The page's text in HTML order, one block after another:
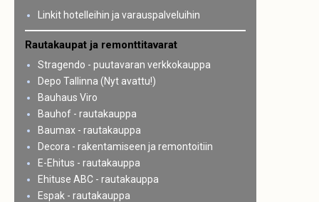
Linkit hotelleihin ja varauspalveluihin
Rautakaupat ja remonttitavarat
Stragendo - puutavaran verkkokauppa
Depo Tallinna (Nyt avattu!)
Bauhaus Viro
Bauhof - rautakauppa
Baumax - rautakauppa
Decora - rakentamiseen ja remontoitiin
E-Ehitus - rautakauppa
Ehituse ABC - rautakauppa
Espak - rautakauppa